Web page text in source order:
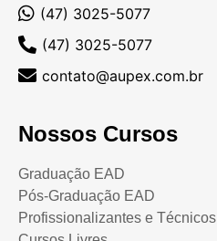
(47) 3025-5077
(47) 3025-5077
contato@aupex.com.br
Nossos Cursos
Graduação EAD
Pós-Graduação EAD
Profissionalizantes e Técnicos